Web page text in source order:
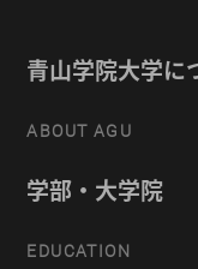
青山学院大学に
ABOUT AGU
学部・大学院
EDUCATION